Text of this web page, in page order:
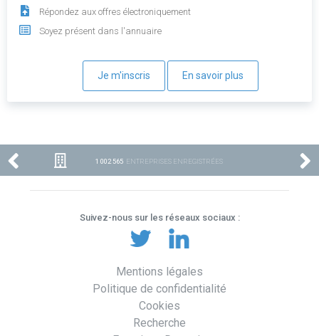
Répondez aux offres électroniquement
Soyez présent dans l'annuaire
Je m'inscris En savoir plus
1 002 565 ENTREPRISES ENREGISTRÉES
Suivez-nous sur les réseaux sociaux :
Mentions légales
Politique de confidentialité
Cookies
Recherche